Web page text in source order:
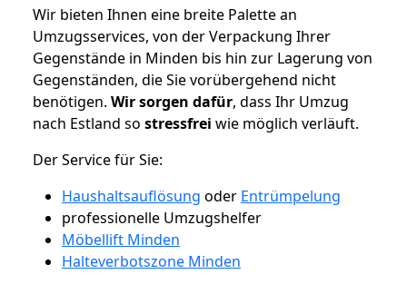
Wir bieten Ihnen eine breite Palette an
Umzugsservices, von der Verpackung Ihrer
Gegenstände in Minden bis hin zur Lagerung von
Gegenständen, die Sie vorübergehend nicht
benötigen. Wir sorgen dafür, dass Ihr Umzug
nach Estland so stressfrei wie möglich verläuft.
Der Service für Sie:
Haushaltsauflösung oder Entrümpelung
professionelle Umzugshelfer
Möbellift Minden
Halteverbotszone Minden